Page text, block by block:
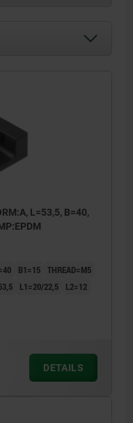
L=53,5, B=40,
B1=15 THREAD=M5
L1=20/22,5
L2=12
DETAILS